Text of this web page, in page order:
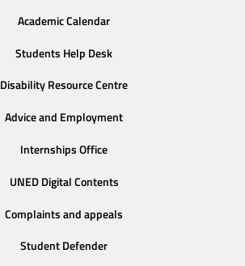
Academic Calendar
Students Help Desk
Disability Resource Centre
Advice and Employment
Internships Office
UNED Digital Contents
Complaints and appeals
Student Defender